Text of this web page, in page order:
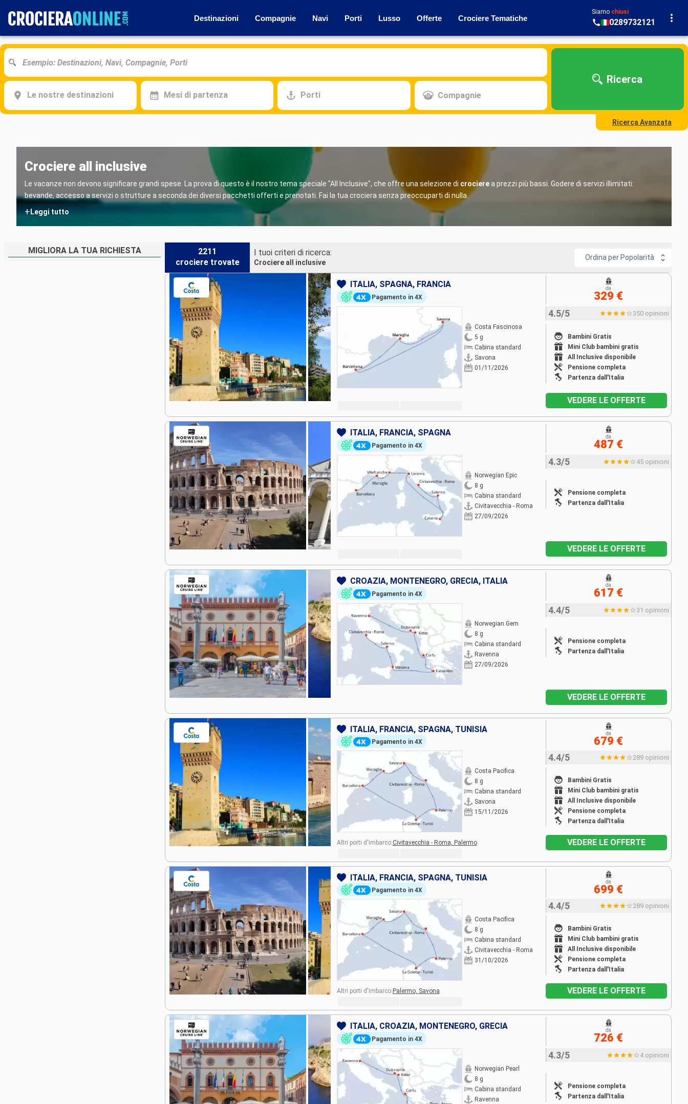
Destinazioni Compagnie Navi Porti Lusso Offerte Crociere Tematiche
Siamo chiusi
0289732121
Le nostre destinazioni Mesi di partenza Porti Compagnie
Ricerca
Ricerca Avanzata
Crociere all inclusive
Le vacanze non devono significare grandi spese. La prova di questo è il nostro tema speciale "All Inclusive", che offre una selezione di crocierea prezzi più bassi. Godere di servizi illimitati:
bevande, accesso a servizi o strutture a seconda dei diversi pacchetti offerti e prenotati. Fai la tua crociera senza preoccuparti di nulla.
+Leggi tutto
MIGLIORA LA TUA RICHIESTA
2211
crociere trovate
I tuoi criteri di ricerca:
Crociere all inclusive
Ordina per Popolarità
ITALIA, SPAGNA, FRANCIA
Pagamento in 4X
Costa Fascinosa
5 g
Cabina standard
Savona
01/11/2026
4.5/5 350 opinioni
Bambini Gratis
Mini Club bambini gratis
All Inclusive disponibile
Pensione completa
Partenza dall'Italia
da
329 €
VEDERE LE OFFERTE
ITALIA, FRANCIA, SPAGNA
Pagamento in 4X
Norwegian Epic
8 g
Cabina standard
Civitavecchia - Roma
27/09/2026
4.3/5 45 opinioni
Pensione completa
Partenza dall'Italia
da
487 €
VEDERE LE OFFERTE
CROAZIA, MONTENEGRO, GRECIA, ITALIA
Pagamento in 4X
Norwegian Gem
8 g
Cabina standard
Ravenna
27/09/2026
4.4/5 31 opinioni
Pensione completa
Partenza dall'Italia
da
617 €
VEDERE LE OFFERTE
ITALIA, FRANCIA, SPAGNA, TUNISIA
Pagamento in 4X
Costa Pacifica
8 g
Cabina standard
Savona
15/11/2026
4.4/5 289 opinioni
Bambini Gratis
Mini Club bambini gratis
All Inclusive disponibile
Pensione completa
Partenza dall'Italia
da
679 €
Altri porti d'imbarco:Civitavecchia - Roma, Palermo VEDERE LE OFFERTE
ITALIA, FRANCIA, SPAGNA, TUNISIA
Pagamento in 4X
Costa Pacifica
8 g
Cabina standard
Civitavecchia - Roma
31/10/2026
4.4/5 289 opinioni
Bambini Gratis
Mini Club bambini gratis
All Inclusive disponibile
Pensione completa
Partenza dall'Italia
da
699 €
Altri porti d'imbarco:Palermo, Savona VEDERE LE OFFERTE
ITALIA, CROAZIA, MONTENEGRO, GRECIA
Pagamento in 4X
Norwegian Pearl
8 g
Cabina standard
Ravenna
4.3/5 4 opinioni
Pensione completa
Partenza dall'Italia
da
726 €